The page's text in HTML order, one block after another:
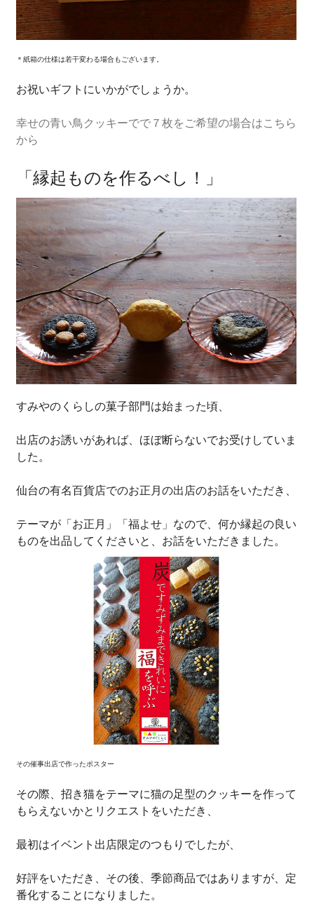
＊紙箱の仕様は若干変わる場合もございます。
お祝いギフトにいかがでしょうか。
幸せの青い鳥クッキーでで７枚をご希望の場合はこちら
から
「縁起ものを作るべし！」
すみやのくらしの菓子部門は始まった頃、
出店のお誘いがあれば、ほぼ断らないでお受けしていま
した。
仙台の有名百貨店でのお正月の出店のお話をいただき、
テーマが「お正月」「福よせ」なので、何か縁起の良い
ものを出品してくださいと、お話をいただきました。
その催事出店で作ったポスター
その際、招き猫をテーマに猫の足型のクッキーを作って
もらえないかとリクエストをいただき、
最初はイベント出店限定のつもりでしたが、
好評をいただき、その後、季節商品ではありますが、定
番化することになりました。